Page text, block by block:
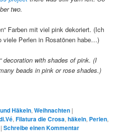
two.
Farben mit viel pink dekoriert. (Ich
viele Perlen in Rosatönen habe…)
decoration with shades of pink. (I
beads in pink or rose shades.)
Häkeln,Weihnachten |
,Filatura die Crosa,häkeln, Perlen,
|Schreibe einen Kommentar